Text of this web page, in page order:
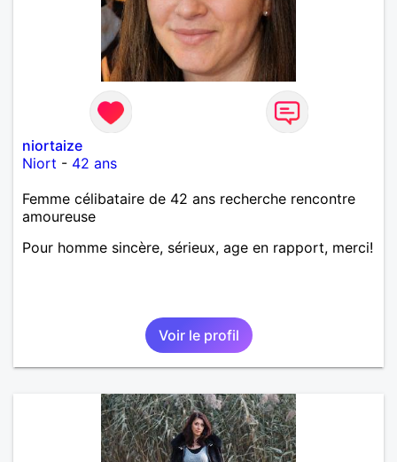
niortaize
Niort - 42 ans
Femme célibataire de 42 ans recherche rencontre
amoureuse
Pour homme sincère, sérieux, age en rapport, merci!
Voir le profil